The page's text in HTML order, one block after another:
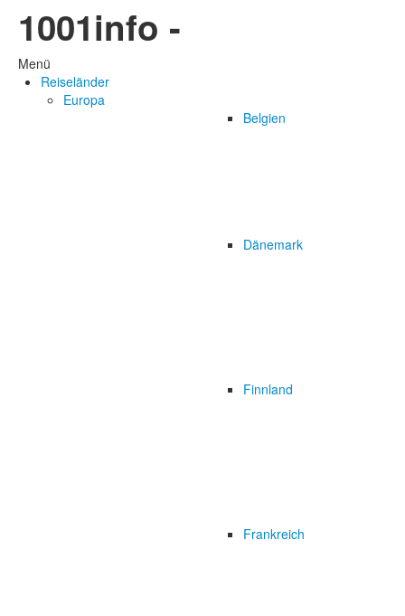
1001info -
Menü
Reiseländer
Europa
Belgien
Dänemark
Finnland
Frankreich